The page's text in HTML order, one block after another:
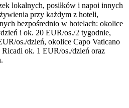
lokalnych, posiłków i napoi innych
przy każdym z hoteli,
bezpośrednio w hotelach: okolice
i ok. 20 EUR/os./2 tygodnie,
os./dzień, okolice Capo Vaticano
ok. 1 EUR/os./dzień oraz